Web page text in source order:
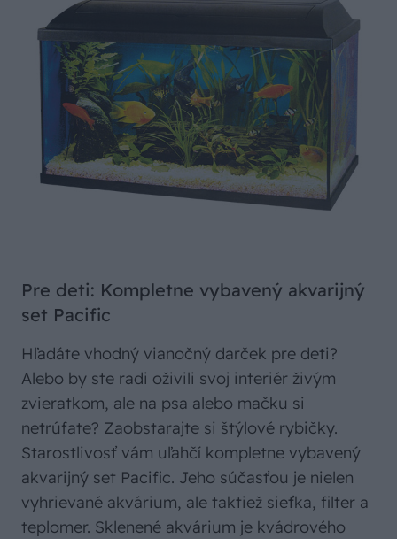
Pre deti: Kompletne vybavený akvarijný
set Pacific
Hľadáte vhodný vianočný darček pre deti?
Alebo by ste radi oživili svoj interiér živým
zvieratkom, ale na psa alebo mačku si
netrúfate? Zaobstarajte si štýlové rybičky.
Starostlivosť vám uľahčí kompletne vybavený
akvarijný set Pacific. Jeho súčasťou je nielen
vyhrievané akvárium, ale taktiež sieťka, filter a
teplomer. Sklenené akvárium je kvádrového